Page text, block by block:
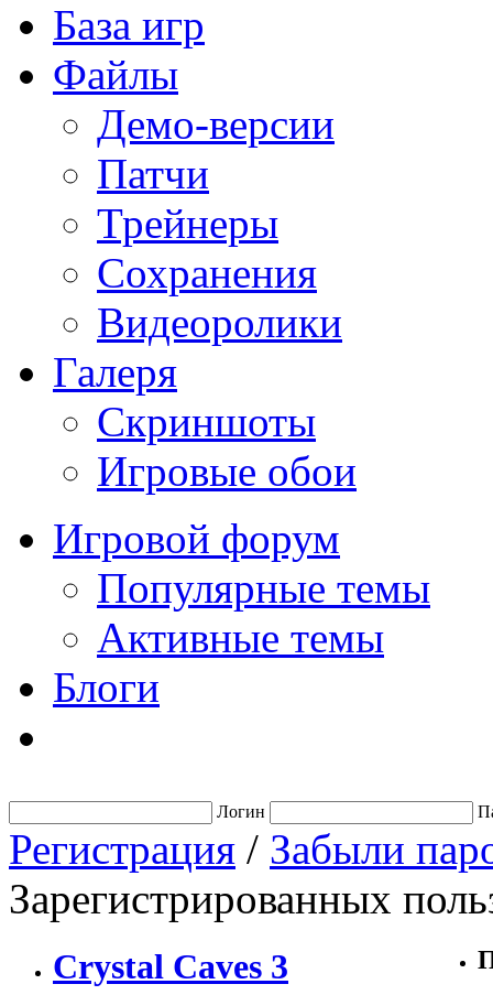
База игр
Файлы
Демо-версии
Патчи
Трейнеры
Сохранения
Видеоролики
Галеря
Скриншоты
Игровые обои
Игровой форум
Популярные темы
Активные темы
Блоги
Логин
Регистрация / Забыли
Зарегистрированных
Crystal Caves 3